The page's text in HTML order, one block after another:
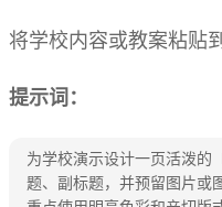
将学校内容或教案粘贴
提示词：
为学校演示设计一页活泼
题、副标题，并预留图片或